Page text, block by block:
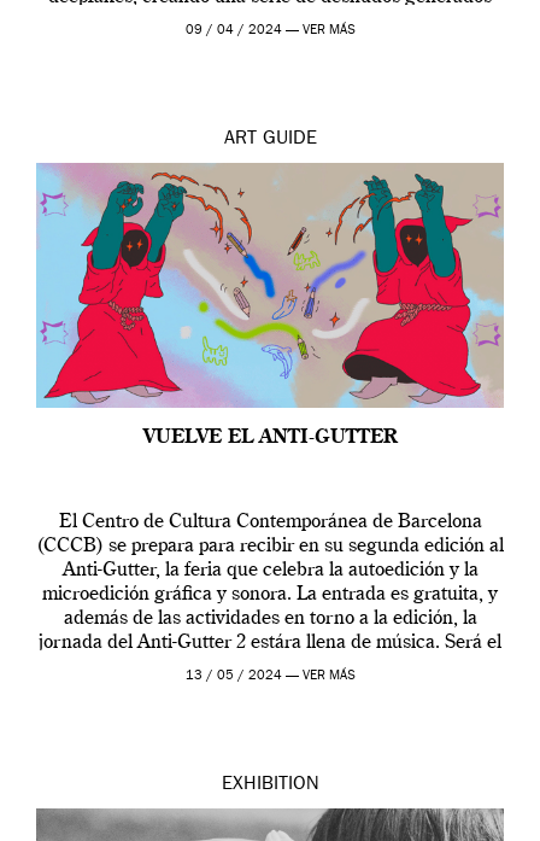
por […]
09 / 04 / 2024 — VER MÁS
ART GUIDE
VUELVE EL ANTI-GUTTER
El Centro de Cultura Contemporánea de Barcelona
(CCCB) se prepara para recibir en su segunda edición al
Anti-Gutter, la feria que celebra la autoedición y la
microedición gráfica y sonora. La entrada es gratuita, y
además de las actividades en torno a la edición, la
jornada del Anti-Gutter 2 estára llena de música. Será el
[…]
13 / 05 / 2024 — VER MÁS
EXHIBITION